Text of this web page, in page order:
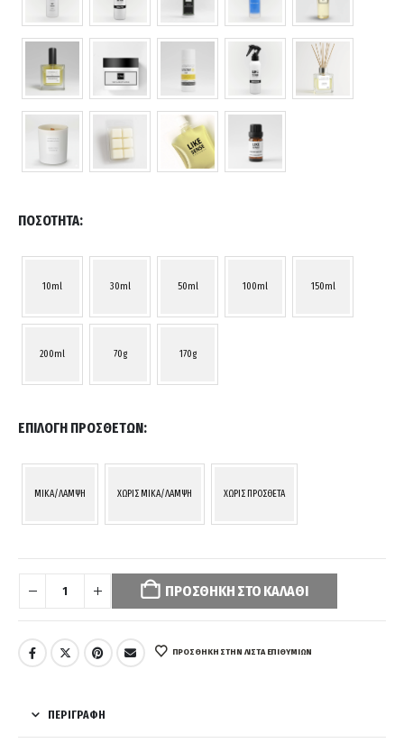
ΠΟΣΌΤΗΤΑ
10ml 30ml 50ml 100ml 150ml
200ml 70g 170g
ΕΠΙΛΟΓΉ ΠΡΌΣΘΕΤΩΝ
MIKA/ΛΑΜΨΗ ΧΩΡΙΣ MIKA/ΛΑΜΨΗ ΧΩΡΙΣ ΠΡΟΣΘΕΤΑ
Your
selection
has
been
Please
product
options
ΠΡΟΣΘΉΚΗ ΣΤΟ ΚΑΛΆΘΙ
ΠΡΌΣΘΉΚΗ ΣΤΗΝ ΛΊΣΤΑ ΕΠΙΘΥΜΙΏΝ
ΠΕΡΙΓΡΑΦΉ